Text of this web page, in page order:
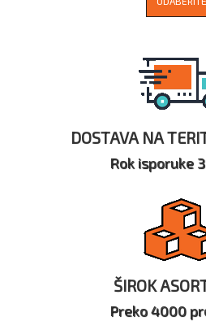
DOSTAVA NA
Rok isporuke
ŠIROK
Preko 4000